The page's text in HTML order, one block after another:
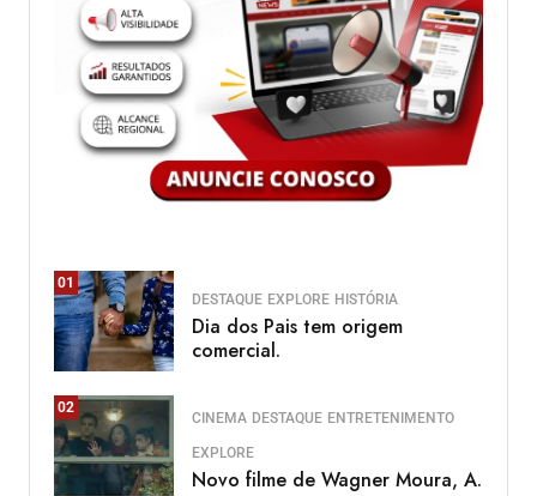
01
DESTAQUE EXPLORE HISTÓRIA
Dia dos Pais tem origem
comercial.
02
CINEMA DESTAQUE ENTRETENIMENTO
EXPLORE
Novo filme de Wagner Moura, A.